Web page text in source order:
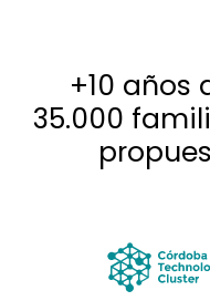
+10 años
35.000